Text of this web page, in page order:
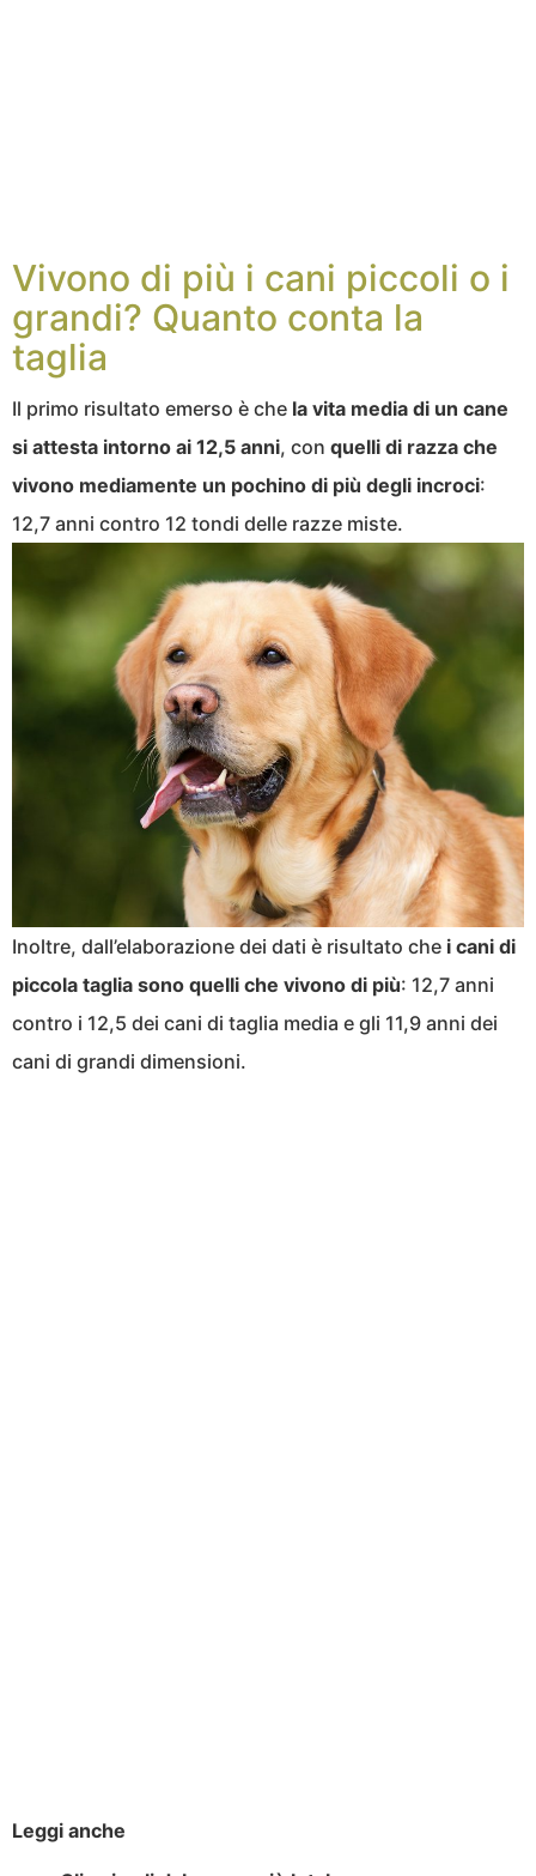
Vivono di più i cani piccoli o i
grandi? Quanto conta la
taglia
Il primo risultato emerso è che la vita media di un cane
si attesta intorno ai 12,5 anni, con quelli di razza che
vivono mediamente un pochino di più degli incroci:
12,7 anni contro 12 tondi delle razze miste.
Inoltre, dall’elaborazione dei dati è risultato che i cani di
piccola taglia sono quelli che vivono di più: 12,7 anni
contro i 12,5 dei cani di taglia media e gli 11,9 anni dei
cani di grandi dimensioni.
Leggi anche